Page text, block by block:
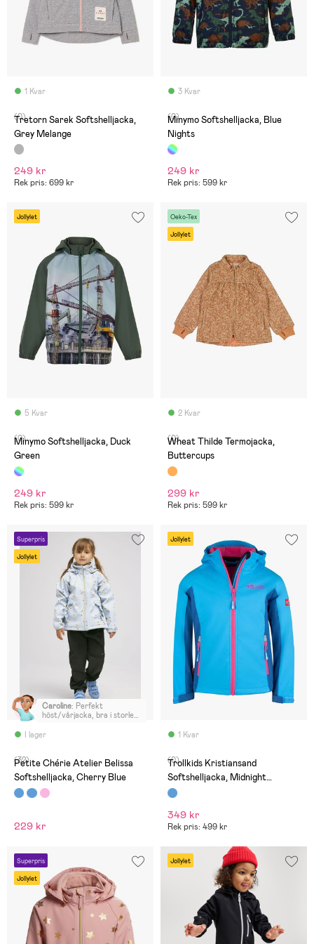
1 Kvar
(0)
Tretorn Sarek Softshelljacka,
Grey Melange
249 kr
Rek pris: 699 kr
3 Kvar
(0)
Minymo Softshelljacka, Blue
Nights
249 kr
Rek pris: 599 kr
Jollylet
5 Kvar
(0)
Minymo Softshelljacka, Duck
Green
249 kr
Rek pris: 599 kr
Oeko-Tex
Jollylet
2 Kvar
(0)
Wheat Thilde Termojacka,
Buttercups
299 kr
Rek pris: 599 kr
Superpris
Jollylet
I lager
Caroline: Perfekt
höst/vårjacka, bra i storlek
(32)
Petite Chérie Atelier Belissa
Softshelljacka, Cherry Blue
229 kr
Jollylet
1 Kvar
(0)
Trollkids Kristiansand
Softshelljacka, Midnight
Blue/Cerulean
349 kr
Rek pris: 499 kr
Superpris
Jollylet
Jollylet